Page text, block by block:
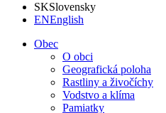
SKSlovensky
ENEnglish
Obec
O obci
Geografická poloha
Rastliny a živočíchy
Vodstvo a klíma
Pamiatky